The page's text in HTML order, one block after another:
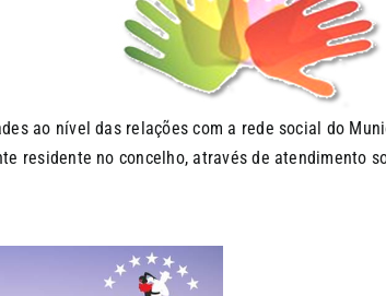
ao nível das relações com a rede social do
residente no concelho, através de atendimento